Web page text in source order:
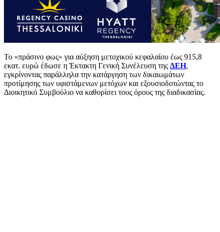
Το «πράσινο φως» για αύξηση μετοχικού κεφαλαίου έως 915,8
εκατ. ευρώ έδωσε η Έκτακτη Γενική Συνέλευση της ΔΕΗ,
εγκρίνοντας παράλληλα την κατάργηση των δικαιωμάτων
προτίμησης των υφιστάμενων μετόχων και εξουσιοδοτώντας το
Διοικητικό Συμβούλιο να καθορίσει τους όρους της διαδικασίας.